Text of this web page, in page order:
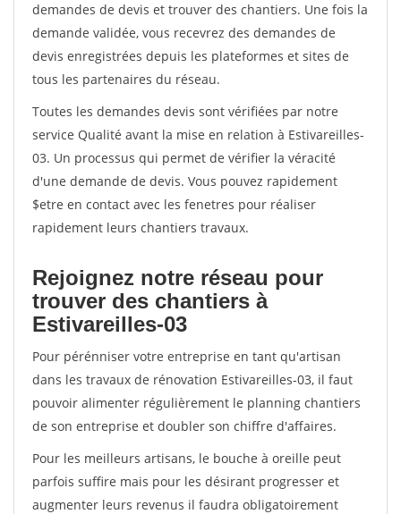
demandes de devis et trouver des chantiers. Une fois la
demande validée, vous recevrez des demandes de
devis enregistrées depuis les plateformes et sites de
tous les partenaires du réseau.
Toutes les demandes devis sont vérifiées par notre
service Qualité avant la mise en relation à Estivareilles-
03. Un processus qui permet de vérifier la véracité
d'une demande de devis. Vous pouvez rapidement
$etre en contact avec les fenetres pour réaliser
rapidement leurs chantiers travaux.
Rejoignez notre réseau pour
trouver des chantiers à
Estivareilles-03
Pour pérénniser votre entreprise en tant qu'artisan
dans les travaux de rénovation Estivareilles-03, il faut
pouvoir alimenter régulièrement le planning chantiers
de son entreprise et doubler son chiffre d'affaires.
Pour les meilleurs artisans, le bouche à oreille peut
parfois suffire mais pour les désirant progresser et
augmenter leurs revenus il faudra obligatoirement